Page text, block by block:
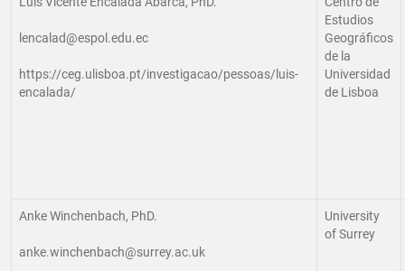
lencalad@espol.edu.ec
https://ceg.ulisboa.pt/investigacao/pessoas/luis-
encalada/
Estudios
Geográficos
de la
Universidad
de Lisboa
Anke Winchenbach, PhD.
anke.winchenbach@surrey.ac.uk
University
of Surrey